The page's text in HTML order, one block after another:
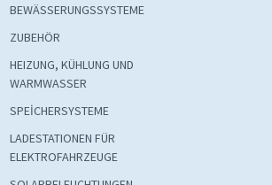
BEWÄSSERUNGSSYSTEME
ZUBEHÖR
HEIZUNG, KÜHLUNG UND
WARMWASSER
SPEİCHERSYSTEME
LADESTATIONEN FÜR
ELEKTROFAHRZEUGE